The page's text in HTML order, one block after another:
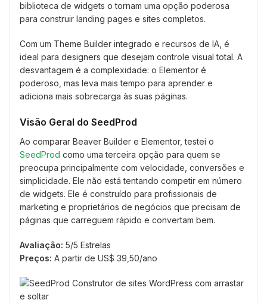
biblioteca de widgets o tornam uma opção poderosa
para construir landing pages e sites completos.
Com um Theme Builder integrado e recursos de IA, é
ideal para designers que desejam controle visual total. A
desvantagem é a complexidade: o Elementor é
poderoso, mas leva mais tempo para aprender e
adiciona mais sobrecarga às suas páginas.
Visão Geral do SeedProd
Ao comparar Beaver Builder e Elementor, testei o
SeedProd como uma terceira opção para quem se
preocupa principalmente com velocidade, conversões e
simplicidade. Ele não está tentando competir em número
de widgets. Ele é construído para profissionais de
marketing e proprietários de negócios que precisam de
páginas que carreguem rápido e convertam bem.
Avaliação: 5/5 Estrelas
Preços: A partir de US$ 39,50/ano